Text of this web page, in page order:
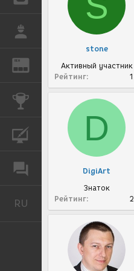
REN ЖУРНАЛ
КОНКУРСЫ
КУРСЫ
RU Русский
stone
Активный участник
Рейтинг
D
DigiArt
Знаток
Рейтинг